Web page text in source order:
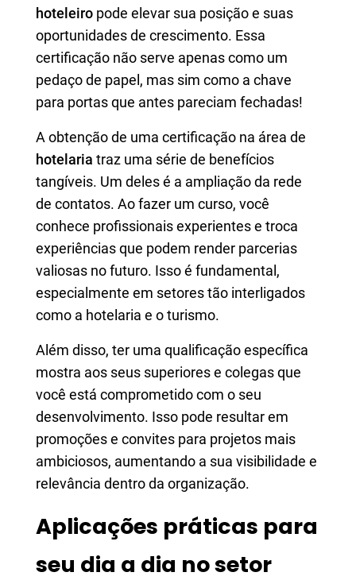
hoteleiro pode elevar sua posição e suas
oportunidades de crescimento. Essa
certificação não serve apenas como um
pedaço de papel, mas sim como a chave
para portas que antes pareciam fechadas!
A obtenção de uma certificação na área de
hotelaria traz uma série de benefícios
tangíveis. Um deles é a ampliação da rede
de contatos. Ao fazer um curso, você
conhece profissionais experientes e troca
experiências que podem render parcerias
valiosas no futuro. Isso é fundamental,
especialmente em setores tão interligados
como a hotelaria e o turismo.
Além disso, ter uma qualificação específica
mostra aos seus superiores e colegas que
você está comprometido com o seu
desenvolvimento. Isso pode resultar em
promoções e convites para projetos mais
ambiciosos, aumentando a sua visibilidade e
relevância dentro da organização.
Aplicações práticas para
seu dia a dia no setor